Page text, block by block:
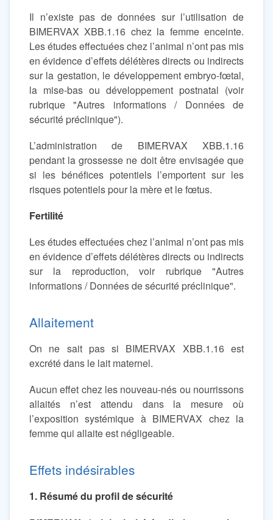
Il n’existe pas de données sur l’utilisation de
BIMERVAX XBB.1.16 chez la femme enceinte.
Les études effectuées chez l’animal n’ont pas mis
en évidence d’effets délétères directs ou indirects
sur la gestation, le développement embryo-fœtal,
la mise-bas ou développement postnatal (voir
rubrique "Autres informations / Données de
sécurité préclinique").
L’administration de BIMERVAX XBB.1.16
pendant la grossesse ne doit être envisagée que
si les bénéfices potentiels l’emportent sur les
risques potentiels pour la mère et le fœtus.
Fertilité
Les études effectuées chez l’animal n’ont pas mis
en évidence d’effets délétères directs ou indirects
sur la reproduction, voir rubrique "Autres
informations / Données de sécurité préclinique".
Allaitement
On ne sait pas si BIMERVAX XBB.1.16 est
excrété dans le lait maternel.
Aucun effet chez les nouveau-nés ou nourrissons
allaités n’est attendu dans la mesure où
l’exposition systémique à BIMERVAX chez la
femme qui allaite est négligeable.
Effets indésirables
1. Résumé du profil de sécurité